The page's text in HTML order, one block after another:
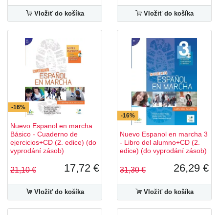
Vložiť do košíka Vložiť do košíka
-16%
Nuevo Espanol en marcha
Básico - Cuaderno de
ejercicios+CD (2. edice) (do
vyprodání zásob)
21,10 € 17,72 €
Vložiť do košíka
-16%
Nuevo Espanol en marcha 3
- Libro del alumno+CD (2.
edice) (do vyprodání zásob)
31,30 € 26,29 €
Vložiť do košíka